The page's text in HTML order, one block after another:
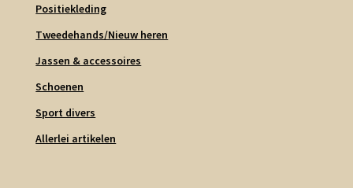
Positiekleding
Tweedehands/Nieuw heren
Jassen & accessoires
Schoenen
Sport divers
Allerlei artikelen